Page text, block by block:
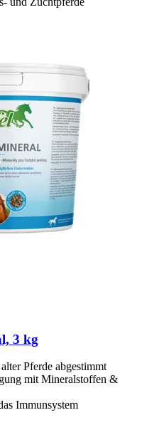
3 kg
Pferde abgestimmt
mit Mineralstoffen &
Immunsystem